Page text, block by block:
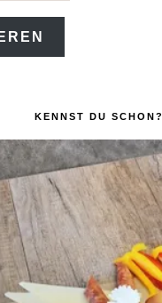
KENNST DU SCHON?